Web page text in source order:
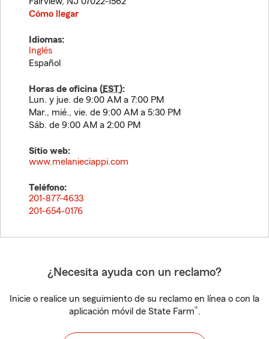
Cómo llegar
Idiomas:
Inglés
Español
Horas de oficina (EST):
Lun. y jue. de 9:00 AM a 7:00 PM
Mar., mié., vie. de 9:00 AM a 5:30 PM
Sáb. de 9:00 AM a 2:00 PM
Sitio web:
www.melanieciappi.com
Teléfono:
201-877-4633
201-654-0176
¿Necesita ayuda con un reclamo?
Inicie o realice un seguimiento de su reclamo en línea o con la
aplicación móvil de State Farm®.